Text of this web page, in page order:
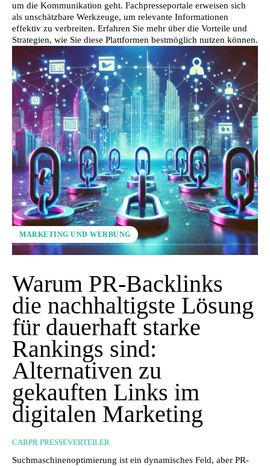
um die Kommunikation geht. Fachpresseportale erweisen sich
als unschätzbare Werkzeuge, um relevante Informationen
effektiv zu verbreiten. Erfahren Sie mehr über die Vorteile und
Strategien, wie Sie diese Plattformen bestmöglich nutzen können.
MARKETING UND WERBUNG
Warum PR-Backlinks
die nachhaltigste Lösung
für dauerhaft starke
Rankings sind:
Alternativen zu
gekauften Links im
digitalen Marketing
CARPR PRESSEVERTEILER
Suchmaschinenoptimierung ist ein dynamisches Feld, aber PR-